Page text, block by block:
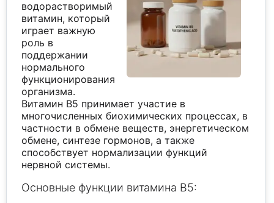
водорастворимый
витамин, который
играет важную
роль в
поддержании
нормального
функционирования
организма.
Витамин B5 принимает участие в
многочисленных биохимических процессах, в
частности в обмене веществ, энергетическом
обмене, синтезе гормонов, а также
способствует нормализации функций
нервной системы.
Основные функции витамина B5: